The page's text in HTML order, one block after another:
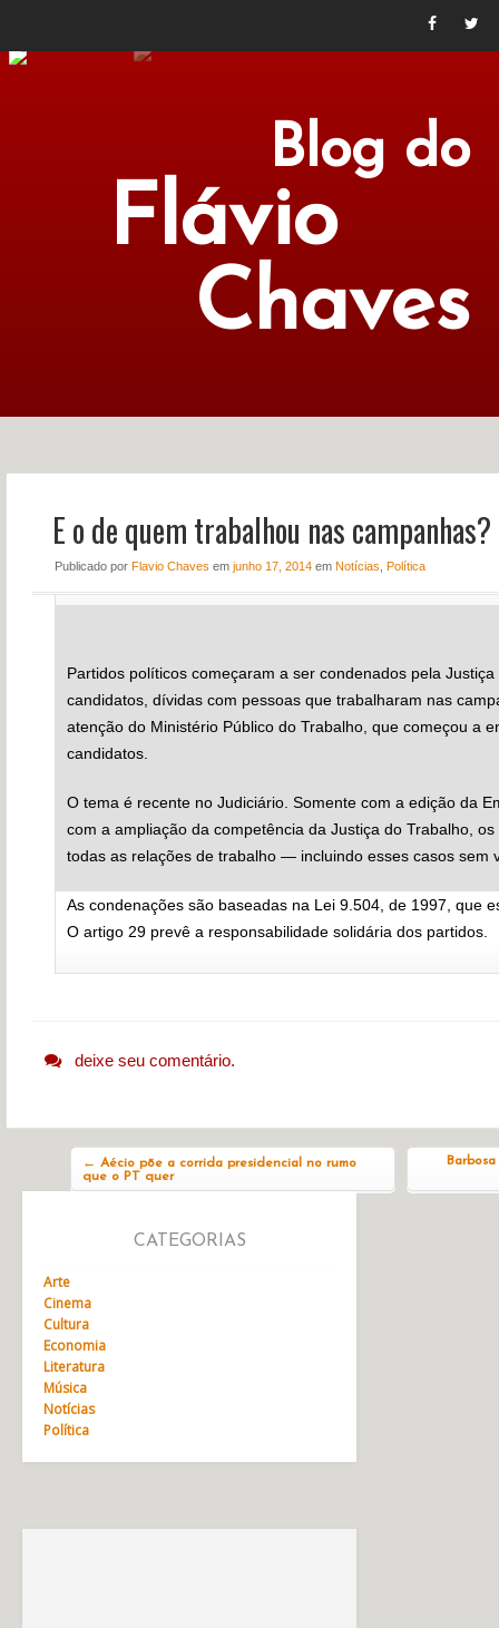
Blog do
Flávio
Chaves
NOTÍCIAS PERFIL
CONTATO
E o de quem trabalhou nas
Publicado por Flavio Chaves em junho 17, 2014em Notícias Política
Partidos políticos começaram a ser condenados pela
candidatos, dívidas com pessoas que trabalharam nas
atenção do Ministério Público do Trabalho, que começou a
candidatos.
O tema é recente no Judiciário. Somente com a edição da
com a ampliação da competência da Justiça do Trabalho,
todas as relações de trabalho — incluindo esses casos sem
As condenações são baseadas na Lei 9.504, de 1997, que
O artigo 29 prevê a responsabilidade solidária dos partidos.
deixe seu comentário.
← Aécio põe a corrida presidencial no rumo
que o PT quer
CATEGORIAS
Arte
Cinema
Cultura
Economia
Literatura
Música
Notícias
Política